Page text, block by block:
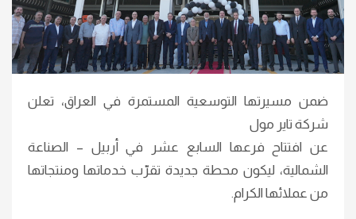
ضمن مسيرتها التوسعية المستمرة في العراق، تعلن
شركة تاير مول
عن افتتاح فرعها السابع عشر في أربيل – الصناعة
الشمالية، ليكون محطة جديدة تقرّب خدماتها ومنتجاتها
من عملائها الكرام.